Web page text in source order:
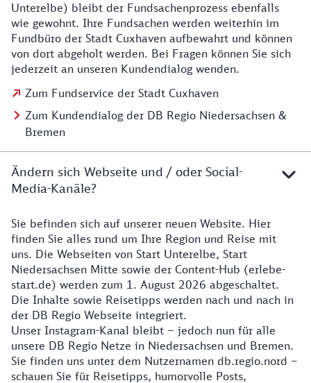
Unterelbe) bleibt der Fundsachenprozess ebenfalls
wie gewohnt. Ihre Fundsachen werden weiterhin im
Fundbüro der Stadt Cuxhaven aufbewahrt und können
von dort abgeholt werden. Bei Fragen können Sie sich
jederzeit an unseren Kundendialog wenden.
Zum Fundservice der Stadt Cuxhaven
Zum Kundendialog der DB Regio Niedersachsen &
Bremen
Ändern sich Webseite und / oder Social-
Media-Kanäle?
Details zur Website
Sie befinden sich auf unserer neuen Website. Hier
finden Sie alles rund um Ihre Region und Reise mit
uns. Die Webseiten von Start Unterelbe, Start
Niedersachsen Mitte sowie der Content-Hub (erlebe-
start.de) werden zum 1. August 2026 abgeschaltet.
Die Inhalte sowie Reisetipps werden nach und nach in
der DB Regio Webseite integriert.
Unser Instagram-Kanal bleibt – jedoch nun für alle
unsere DB Regio Netze in Niedersachsen und Bremen.
Sie finden uns unter dem Nutzernamen db.regio.nord –
schauen Sie für Reisetipps, humorvolle Posts,